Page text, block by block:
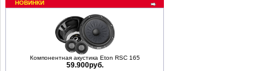
НОВИНКИ
Компонентная акустика Eton RSC 165
59.900руб.